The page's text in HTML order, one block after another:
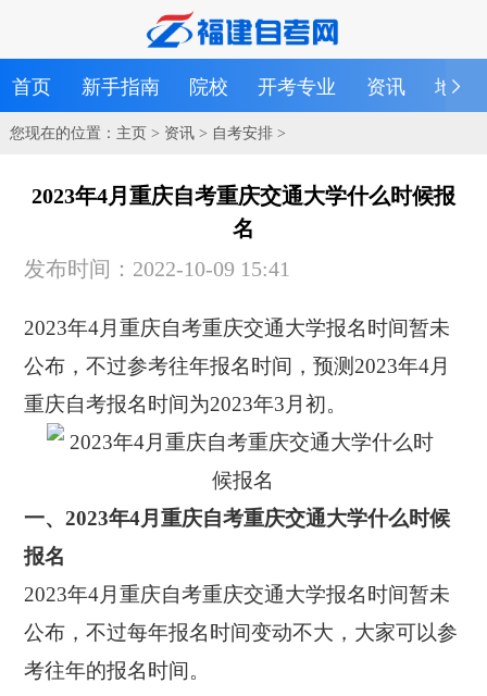
首页 新手指南 院校 开考专业 资讯 地区
您现在的位置： 主页> 资讯> 自考安排>
2023年4月重庆自考重庆交通大学什么时候报
名
发布时间：2022-10-09 15:41
2023年4月重庆自考重庆交通大学报名时间暂未
公布，不过参考往年报名时间，预测2023年4月
重庆自考报名时间为2023年3月初。
一、2023年4月重庆自考重庆交通大学什么时候
报名
2023年4月重庆自考重庆交通大学报名时间暂未
公布，不过每年报名时间变动不大，大家可以参
考往年的报名时间。